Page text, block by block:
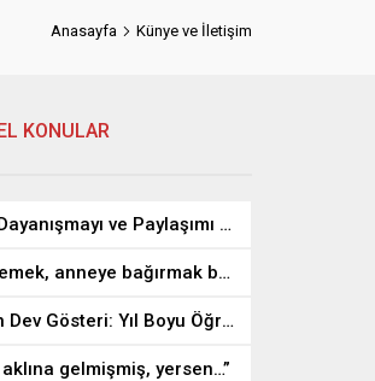
Anasayfa Künye ve İletişim
KONULAR
Toplumsal Dayanışmayı ve Paylaşımı Pekiştiren Önemli Bir Kültürel Miras: Aşure…
Büyümek demek, anneye bağırmak babayı yok saymak değildir…
Miniklerden Dev Gösteri: Yıl Boyu Öğrendiklerini Sahnede Sergilediler
aklına gelmişmiş, yersen…”